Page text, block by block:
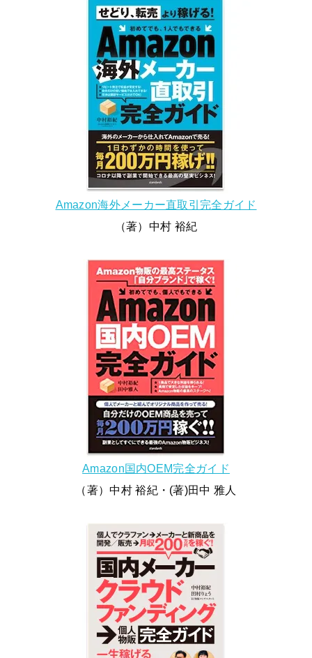
Amazon海外メーカー直取引完全ガイド
（著）中村 裕紀
Amazon国内OEM完全ガイド
（著）中村 裕紀・(著)田中 雅人